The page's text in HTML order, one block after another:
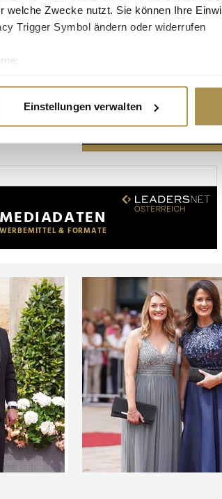
welche Zwecke nutzt. Sie können Ihre
Trigger Symbol ändern oder widerrufen
Daten verarbeitet werden, und legen
zu personalisieren, Funktionen für
Werbung und Analysen weiter. Unsere
die Sie ihnen bereitgestellt haben oder
Einstellungen verwalten